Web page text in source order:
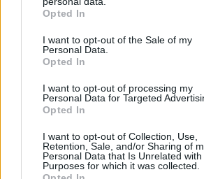
grant or deny consent to Google and its
use your data for below specified
consent section.
Opted In
I want to opt-out of the Sale of my
Personal Data.
Opted In
I want to opt-out of processing my
Personal Data for Targeted
Opted In
I want to opt-out of Collection, Use,
Retention, Sale, and/or Sharing of
Personal Data that Is Unrelated
Purposes for which it was collected.
ΔΕΘ τετραετίας με μέτρα για
συντάξεις, επιχειρήσεις, αγρότες
Η 24χρονη αριστούχος της Ιατρικής
Αθηνών, που διάβασε τον Ιπποκρατικό
Όρκο, μιλά για τον «άριστο γιατρό»
10.08.2026, 08:09 75